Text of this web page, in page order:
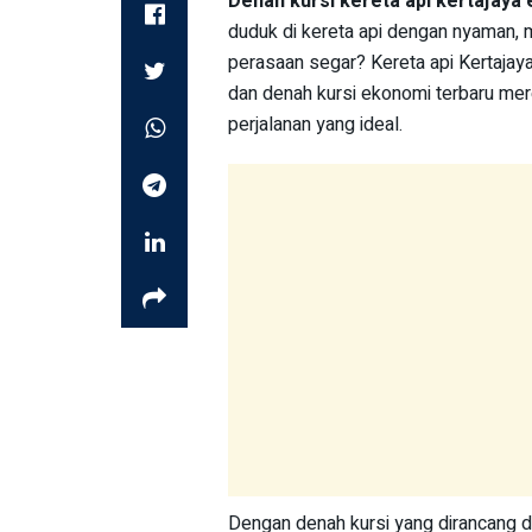
duduk di kereta api dengan nyaman,
perasaan segar? Kereta api
dan denah kursi ekonomi terbaru
perjalanan yang ideal.
Dengan denah kursi yang dirancang